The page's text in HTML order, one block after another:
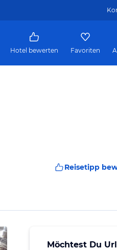
Hotel bewerten Favoriten
Reisetipp
Möchtest Du